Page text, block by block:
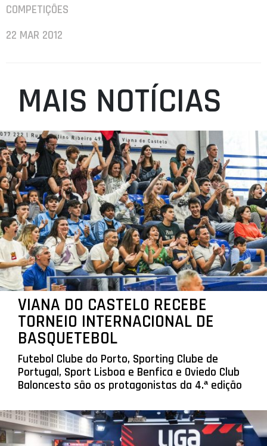
COMPETIÇÕES
22 MAR 2012
MAIS NOTÍCIAS
VIANA DO CASTELO RECEBE
TORNEIO INTERNACIONAL DE
BASQUETEBOL
Futebol Clube do Porto, Sporting Clube de
Portugal, Sport Lisboa e Benfica e Oviedo Club
Baloncesto são os protagonistas da 4.ª edição